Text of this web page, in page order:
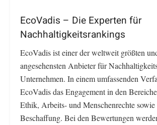
EcoVadis – Die Experten für
Nachhaltigkeitsrankings
EcoVadis ist einer der weltweit größten
angesehensten Anbieter für
Unternehmen. In einem umfassenden
EcoVadis das Engagement in den
Ethik, Arbeits- und Menschenrechte
Beschaffung. Bei den Bewertungen